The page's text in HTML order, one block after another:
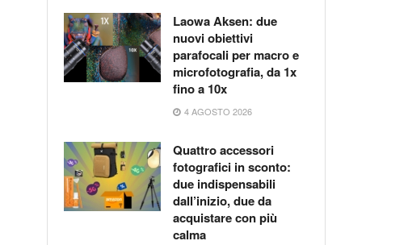
Laowa Aksen: due
nuovi obiettivi
parafocali per macro e
microfotografia, da 1x
fino a 10x
4 AGOSTO 2026
Quattro accessori
fotografici in sconto:
due indispensabili
dall’inizio, due da
acquistare con più
calma